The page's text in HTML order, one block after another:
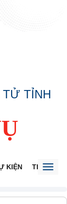
TỬ TỈNH
KIỆN THÔNG